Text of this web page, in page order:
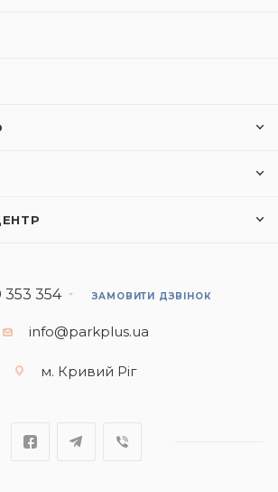
354 ЗАМОВИТИ ДЗВІНОК
info@parkplus.ua
м. Кривий Ріг